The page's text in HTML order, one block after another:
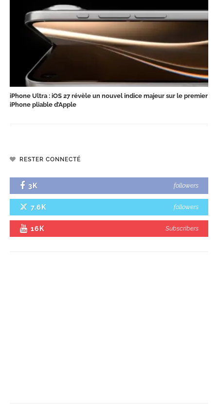
iPhone Ultra : iOS 27 révèle un nouvel indice majeur sur le premier
iPhone pliable d’Apple
RESTER CONNECTÉ
3K followers
7.6K followers
16K Subscribers